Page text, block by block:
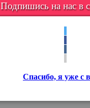
Подпишись на нас в
Спасибо, я уже с